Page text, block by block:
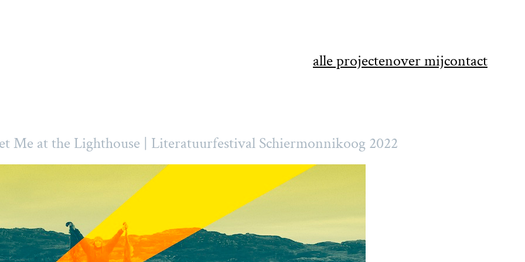
alle projectenover mijcontact
Me at the Lighthouse | Literatuurfestival Schiermonnikoog 2022